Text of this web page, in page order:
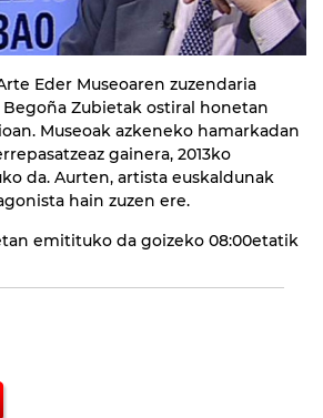
Eder Museoaren zuzendaria
Zubietak ostiral honetan
Museoak azkeneko hamarkadan
gainera, 2013ko
da. Aurten, artista euskaldunak
hain zuzen ere.
emitituko da goizeko 08:00etatik